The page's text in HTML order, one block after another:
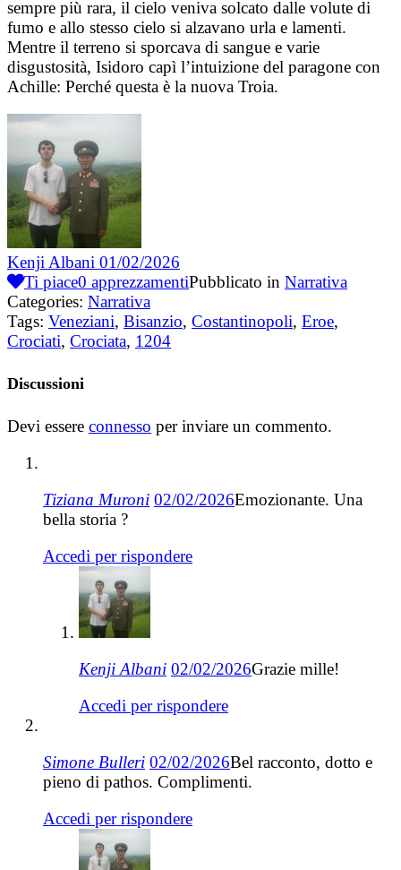
sempre più rara, il cielo veniva solcato dalle volute di
fumo e allo stesso cielo si alzavano urla e lamenti.
Mentre il terreno si sporcava di sangue e varie
disgustosità, Isidoro capì l’intuizione del paragone con
Achille: Perché questa è la nuova Troia.
Kenji Albani 01/02/2026
Ti piace0 apprezzamentiPubblicato in Narrativa
Categories: Narrativa
Tags: Veneziani, Bisanzio, Costantinopoli, Eroe,
Crociati, Crociata, 1204
Discussioni
Devi essere connesso per inviare un commento.
Tiziana Muroni 02/02/2026Emozionante. Una
bella storia ?
Accedi per rispondere
Kenji Albani 02/02/2026Grazie mille!
Accedi per rispondere
Simone Bulleri 02/02/2026Bel racconto, dotto e
pieno di pathos. Complimenti.
Accedi per rispondere